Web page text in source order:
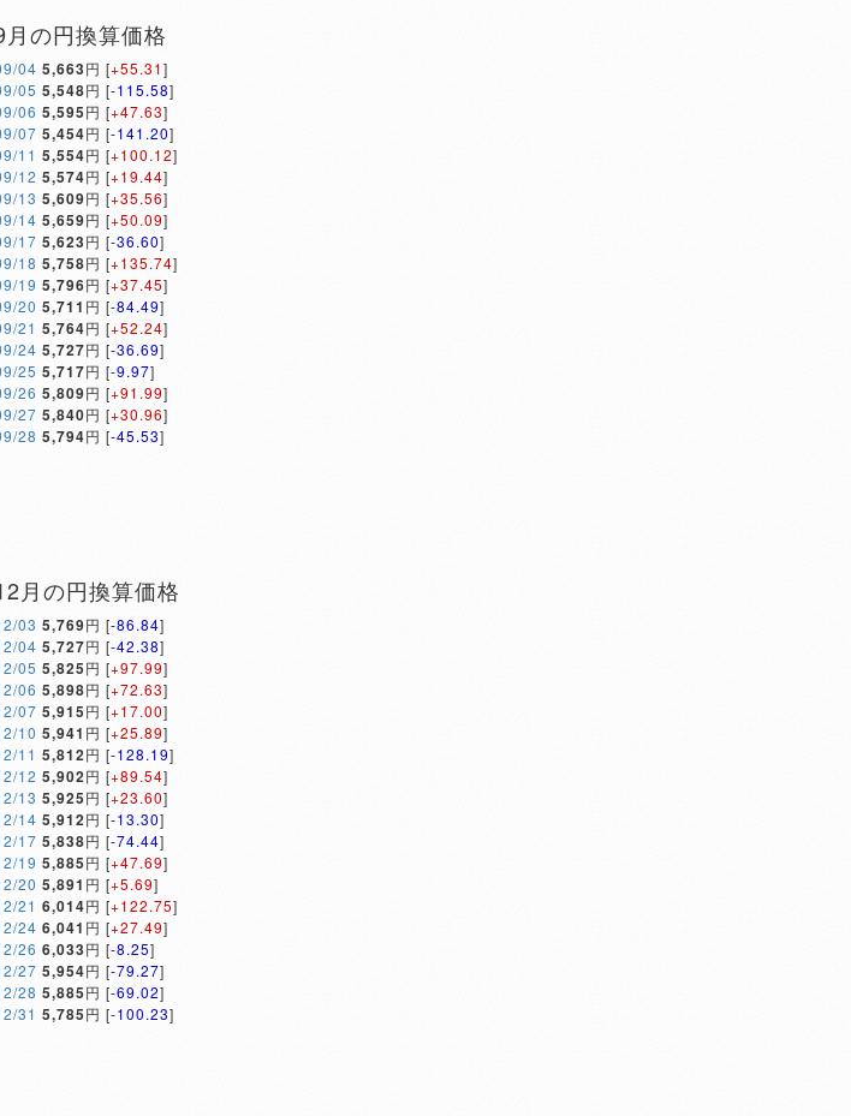
月の円換算価格
04 5,663円 [+55.31]
05 5,548円 [-115.58]
06 5,595円 [+47.63]
07 5,454円 [-141.20]
11 5,554円 [+100.12]
12 5,574円 [+19.44]
13 5,609円 [+35.56]
14 5,659円 [+50.09]
17 5,623円 [-36.60]
18 5,758円 [+135.74]
19 5,796円 [+37.45]
20 5,711 円 [-84.49]
21 5,764円 [+52.24]
24 5,727円 [-36.69]
25 5,717円 [-9.97]
26 5,809円 [+91.99]
27 5,840円 [+30.96]
28 5,794円 [-45.53]
月の円換算価格
03 5,769円 [-86.84]
04 5,727円 [-42.38]
05 5,825円 [+97.99]
06 5,898円 [+72.63]
07 5,915円 [+17.00]
10 5,941 円 [+25.89]
11 5,812円 [-128.19]
12 5,902円 [+89.54]
13 5,925円 [+23.60]
14 5,912円 [-13.30]
17 5,838円 [-74.44]
19 5,885円 [+47.69]
20 5,891 円 [+5.69]
21 6,014円 [+122.75]
24 6,041 円 [+27.49]
26 6,033円 [-8.25]
27 5,954円 [-79.27]
28 5,885円 [-69.02]
31 5,785円 [-100.23]